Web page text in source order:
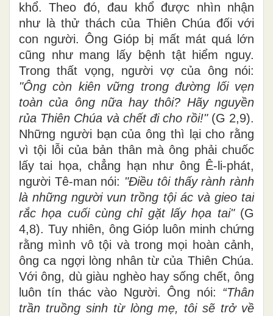
khổ. Theo đó, đau khổ được nhìn nhận
như là thử thách của Thiên Chúa đối với
con người. Ông Gióp bị mất mát quá lớn
cũng như mang lấy bệnh tật hiểm nguy.
Trong thất vọng, người vợ của ông nói:
"Ông còn kiên vững trong đường lối vẹn
toàn của ông nữa hay thôi? Hãy nguyền
rủa Thiên Chúa và chết đi cho rồi!"(G 2,9).
Những người bạn của ông thì lại cho rằng
vì tội lỗi của bản thân mà ông phải chuốc
lấy tai họa, chẳng hạn như ông Ê-li-phát,
người Tê-man nói: "Điều tôi thấy rành rành
là những người vun trồng tội ác và gieo tai
rắc họa cuối cùng chỉ gặt lấy họa tai"(G
4,8). Tuy nhiên, ông Gióp luôn minh chứng
rằng mình vô tội và trong mọi hoàn cảnh,
ông ca ngợi lòng nhân từ của Thiên Chúa.
Với ông, dù giàu nghèo hay sống chết, ông
luôn tín thác vào Người. Ông nói: “Thân
trần truồng sinh từ lòng mẹ, tôi sẽ trở về